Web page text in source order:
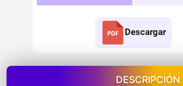
Descargar
DESCRIPCIÓN